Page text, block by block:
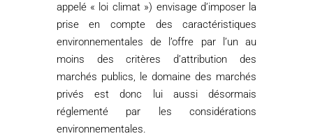
appelé « loi climat ») envisage d’imposer la
prise en compte des caractéristiques
environnementales de l’offre par l’un au
moins des critères d’attribution des
marchés publics, le domaine des marchés
privés est donc lui aussi désormais
réglementé par les considérations
environnementales.